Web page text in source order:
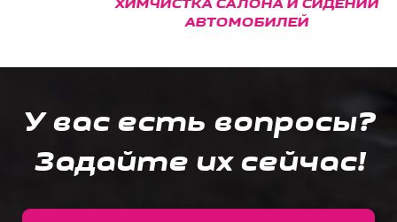
ХИМЧИСТКА САЛОНА И СИДЕНИЙ
АВТОМОБИЛЕЙ
У вас есть вопросы?
Задайте их сейчас!